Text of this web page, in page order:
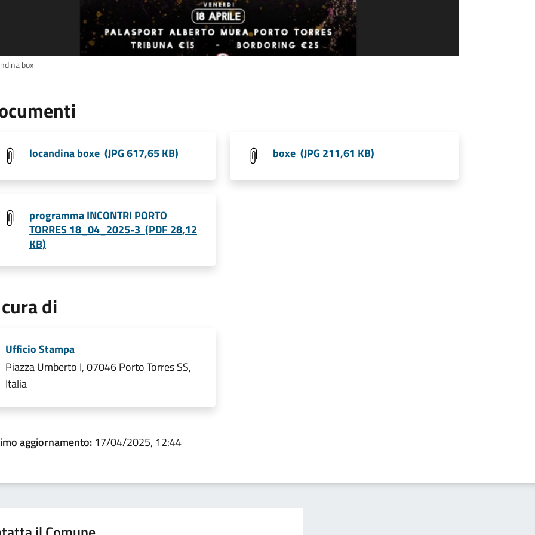
box
locandina boxe (JPG 617,65 KB) boxe (JPG 211,61 KB)
programma INCONTRI PORTO
TORRES 18_04_2025-3 (PDF 28,12
KB)
di
Ufficio Stampa
Piazza Umberto I, 07046 Porto Torres SS,
Italia
aggiornamento: 17/04/2025, 12:44